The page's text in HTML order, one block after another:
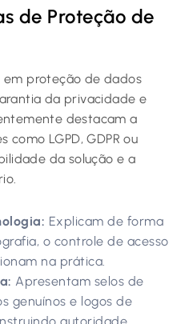
de Proteção de
em proteção de dados
da privacidade e
destacam a
LGPD, GDPR ou
da solução e a
Explicam de forma
o controle de acesso
na prática.
Apresentam selos de
genuínos e logos de